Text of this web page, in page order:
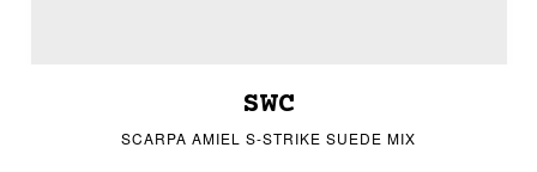
SWC
SCARPA AMIEL S-STRIKE SUEDE MIX